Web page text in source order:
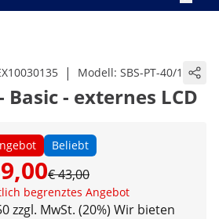
| Modell: SBS-PT-40/1
- externes LCD
Beliebt
€ 43,00
begrenztes Angebot
zzgl. MwSt. (20%) Wir bieten